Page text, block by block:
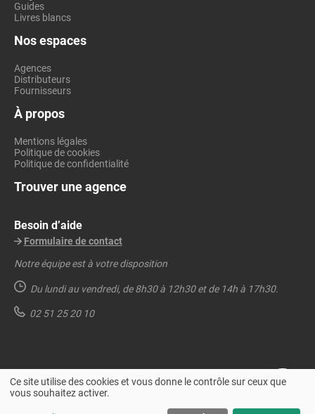
Guides
Livres blancs
Nos espaces
Agences
Distributeurs
Fournisseurs
À propos
Mentions légales
Politique de cookies
Politique de confidentialité
Trouver une agence
Besoin d’aide
Formulaire de contact
Notre équipe est à votre disposition
Du lundi au vendredi, de 8h30 à 12h30 et de 14h à 17h30.
02 51 25 20 10
Ce site utilise des cookies et vous donne le contrôle sur ceux que
vous souhaitez activer.